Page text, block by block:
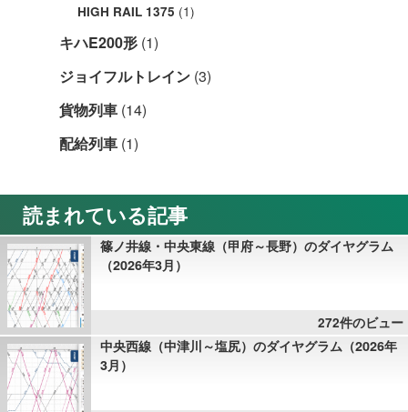
HIGH RAIL 1375 (1)
キハE200形 (1)
ジョイフルトレイン (3)
貨物列車 (14)
配給列車 (1)
読まれている記事
篠ノ井線・中央東線（甲府～長野）のダイヤグラム
（2026年3月）
272件のビュー
中央西線（中津川～塩尻）のダイヤグラム（2026年
3月）